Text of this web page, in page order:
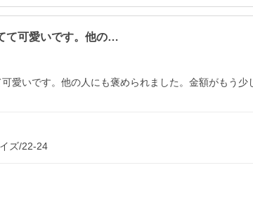
て可愛いです。他の…
愛いです。他の人にも褒められました。金額がもう少
ズ/22-24